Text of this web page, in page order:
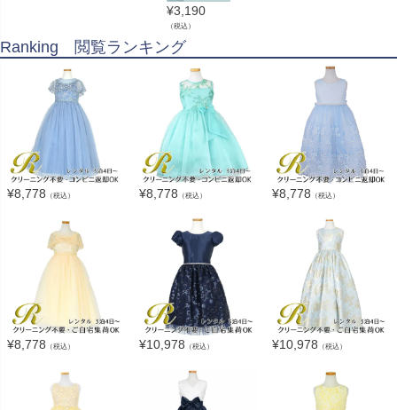
¥3,190
（税込）
Ranking 閲覧ランキング
¥8,778 （税込） ¥8,778 （税込） ¥8,778 （税込）
¥8,778 （税込） ¥10,978 （税込） ¥10,978 （税込）